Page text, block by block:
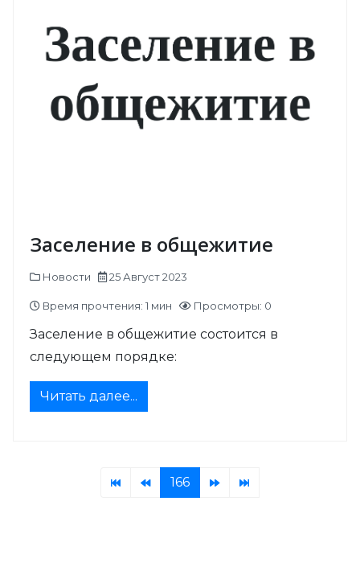
Заселение в общежитие
Новости 25 Август 2023
Время прочтения: 1 мин Просмотры: 0
Заселение в общежитие состоится в
следующем порядке:
Читать далее...
166